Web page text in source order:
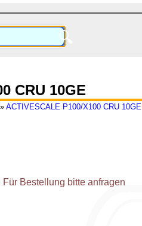
🔍
CRU 10GE
» ACTIVESCALE P100/X100 CRU 10GE
Für Bestellung bitte anfragen